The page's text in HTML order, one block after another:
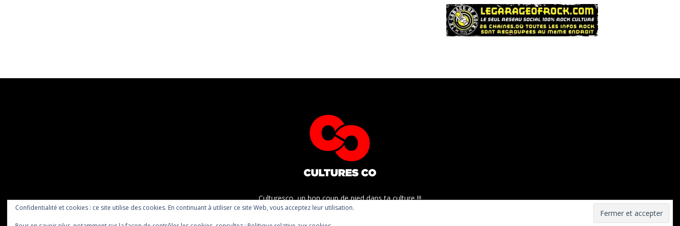
Culturesco, un bon coup de pied dans ta culture !!!
Confidentialité et cookies : ce site utilise des cookies. En continuant à utiliser ce site Web, vous acceptez leur utilisation.